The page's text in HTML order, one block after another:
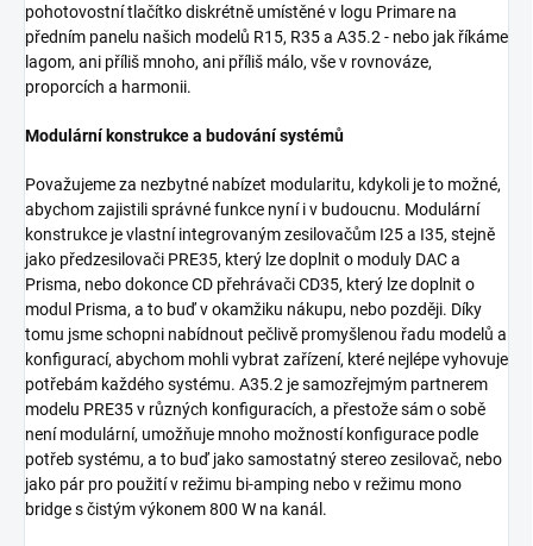
pohotovostní tlačítko diskrétně umístěné v logu Primare na
předním panelu našich modelů R15, R35 a A35.2 - nebo jak říkáme
lagom, ani příliš mnoho, ani příliš málo, vše v rovnováze,
proporcích a harmonii.
Modulární konstrukce a budování systémů
Považujeme za nezbytné nabízet modularitu, kdykoli je to možné,
abychom zajistili správné funkce nyní i v budoucnu. Modulární
konstrukce je vlastní integrovaným zesilovačům I25 a I35, stejně
jako předzesilovači PRE35, který lze doplnit o moduly DAC a
Prisma, nebo dokonce CD přehrávači CD35, který lze doplnit o
modul Prisma, a to buď v okamžiku nákupu, nebo později. Díky
tomu jsme schopni nabídnout pečlivě promyšlenou řadu modelů a
konfigurací, abychom mohli vybrat zařízení, které nejlépe vyhovuje
potřebám každého systému. A35.2 je samozřejmým partnerem
modelu PRE35 v různých konfiguracích, a přestože sám o sobě
není modulární, umožňuje mnoho možností konfigurace podle
potřeb systému, a to buď jako samostatný stereo zesilovač, nebo
jako pár pro použití v režimu bi-amping nebo v režimu mono
bridge s čistým výkonem 800 W na kanál.